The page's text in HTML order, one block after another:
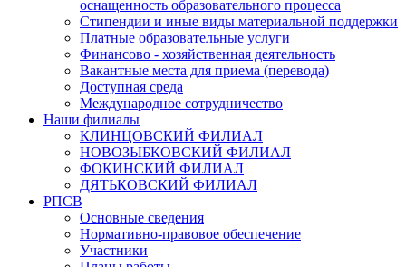
оснащенность образовательного процесса
Стипендии и иные виды материальной поддержки
Платные образовательные услуги
Финансово - хозяйственная деятельность
Вакантные места для приема (перевода)
Доступная среда
Международное сотрудничество
Наши филиалы
КЛИНЦОВСКИЙ ФИЛИАЛ
НОВОЗЫБКОВСКИЙ ФИЛИАЛ
ФОКИНСКИЙ ФИЛИАЛ
ДЯТЬКОВСКИЙ ФИЛИАЛ
РПСВ
Основные сведения
Нормативно-правовое обеспечение
Участники